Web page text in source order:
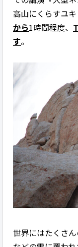
高山にくらすユキ
から1時間程度、
す。
世界にはたくさ